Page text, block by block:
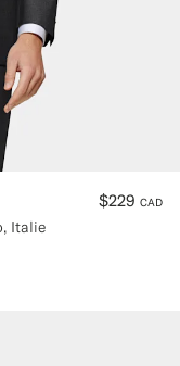
Italie
$229 CAD